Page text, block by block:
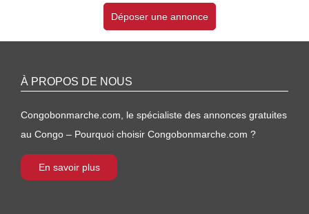
Déposer une annonce
À PROPOS DE NOUS
Congobonmarche.com, le spécialiste des annonces gratuites
au Congo – Pourquoi choisir Congobonmarche.com ?
En savoir plus